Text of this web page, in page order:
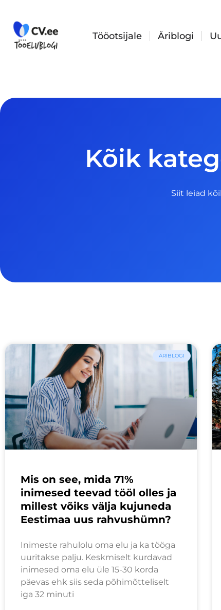
content
Tööotsijale Äriblogi
Kõik
Siit leiad
ÄRIBLOGI
Mis on see, mida 71%
inimesed teevad tööl olles ja
millest võiks välja kujuneda
Eestimaa uus rahvushümn?
Inimeste rahulolu oma elu ja ka tööga
uuritakse palju. Keskmiselt kurdavad
inimesed oma elu üle 15-30 korda
päevas ehk siis seda põhimõtteliselt
iga 32 minuti